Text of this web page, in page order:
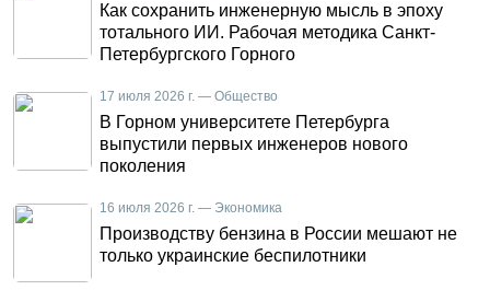
Как сохранить инженерную мысль в эпоху
тотального ИИ. Рабочая методика Санкт-
Петербургского Горного
17 июля 2026 г. — Общество
В Горном университете Петербурга
выпустили первых инженеров нового
поколения
16 июля 2026 г. — Экономика
Производству бензина в России мешают не
только украинские беспилотники